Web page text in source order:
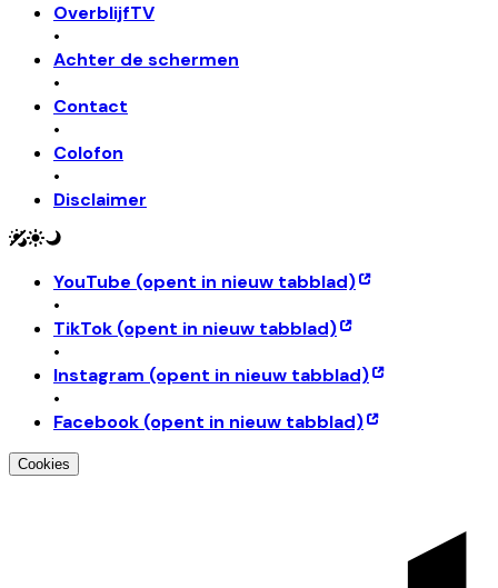
OverblijfTV
•
Achter de schermen
•
Contact
•
Colofon
•
Disclaimer
YouTube (opent in nieuw tabblad)
•
TikTok (opent in nieuw tabblad)
•
Instagram (opent in nieuw tabblad)
•
Facebook (opent in nieuw tabblad)
Cookies